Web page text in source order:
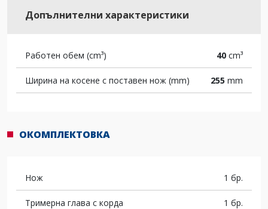
Допълнителни характеристики
Работен обем (cm³) 40 cm³
Ширина на косене с поставен нож (mm) 255 mm
ОКОМПЛЕКТОВКА
Нож 1 бр.
Тримерна глава с корда 1 бр.